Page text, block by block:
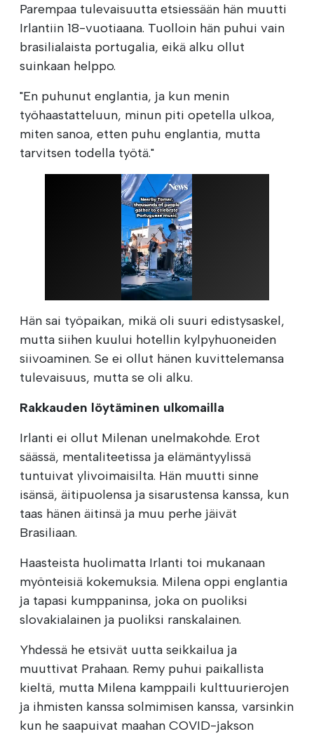
Parempaa tulevaisuutta etsiessään hän muutti
Irlantiin 18-vuotiaana. Tuolloin hän puhui vain
brasilialaista portugalia, eikä alku ollut
suinkaan helppo.
"En puhunut englantia, ja kun menin
työhaastatteluun, minun piti opetella ulkoa,
miten sanoa, etten puhu englantia, mutta
tarvitsen todella työtä."
Hän sai työpaikan, mikä oli suuri edistysaskel,
mutta siihen kuului hotellin kylpyhuoneiden
siivoaminen. Se ei ollut hänen kuvittelemansa
tulevaisuus, mutta se oli alku.
Rakkauden löytäminen ulkomailla
Irlanti ei ollut Milenan unelmakohde. Erot
säässä, mentaliteetissa ja elämäntyylissä
tuntuivat ylivoimaisilta. Hän muutti sinne
isänsä, äitipuolensa ja sisarustensa kanssa, kun
taas hänen äitinsä ja muu perhe jäivät
Brasiliaan.
Haasteista huolimatta Irlanti toi mukanaan
myönteisiä kokemuksia. Milena oppi englantia
ja tapasi kumppaninsa, joka on puoliksi
slovakialainen ja puoliksi ranskalainen.
Yhdessä he etsivät uutta seikkailua ja
muuttivat Prahaan. Remy puhui paikallista
kieltä, mutta Milena kamppaili kulttuurierojen
ja ihmisten kanssa solmimisen kanssa, varsinkin
kun he saapuivat maahan COVID-jakson